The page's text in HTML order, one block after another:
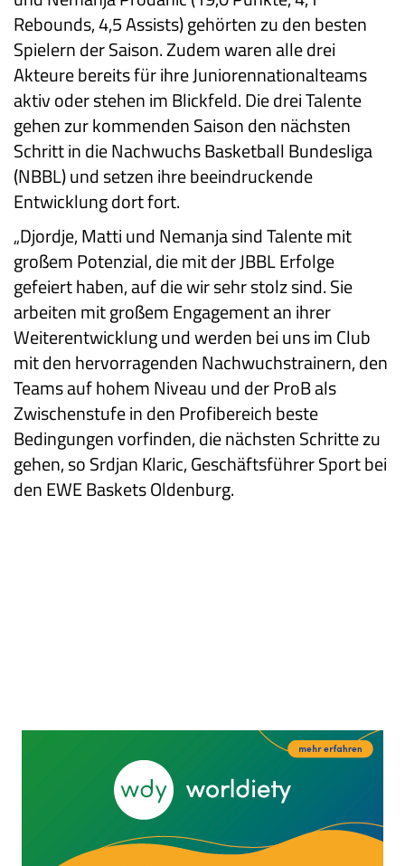
Rebounds, 4,5 Assists) gehörten zu den besten
Spielern der Saison. Zudem waren alle drei
Akteure bereits für ihre Juniorennationalteams
aktiv oder stehen im Blickfeld. Die drei Talente
gehen zur kommenden Saison den nächsten
Schritt in die Nachwuchs Basketball Bundesliga
(NBBL) und setzen ihre beeindruckende
Entwicklung dort fort.
„Djordje, Matti und Nemanja sind Talente mit
großem Potenzial, die mit der JBBL Erfolge
gefeiert haben, auf die wir sehr stolz sind. Sie
arbeiten mit großem Engagement an ihrer
Weiterentwicklung und werden bei uns im Club
mit den hervorragenden Nachwuchstrainern, den
Teams auf hohem Niveau und der ProB als
Zwischenstufe in den Profibereich beste
Bedingungen vorfinden, die nächsten Schritte zu
gehen, so Srdjan Klaric, Geschäftsführer Sport bei
den EWE Baskets Oldenburg.